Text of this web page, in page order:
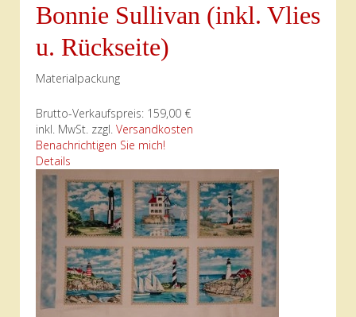
Bonnie Sullivan (inkl. Vlies
u. Rückseite)
Materialpackung
Brutto-Verkaufspreis: 159,00 €
inkl. MwSt. zzgl. Versandkosten
Benachrichtigen Sie mich!
Details